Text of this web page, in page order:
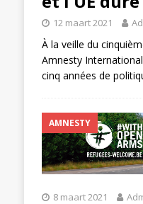
12 maart 2021
À la veille du
Amnesty
cinq années de
AMNESTY
8 maart 2021